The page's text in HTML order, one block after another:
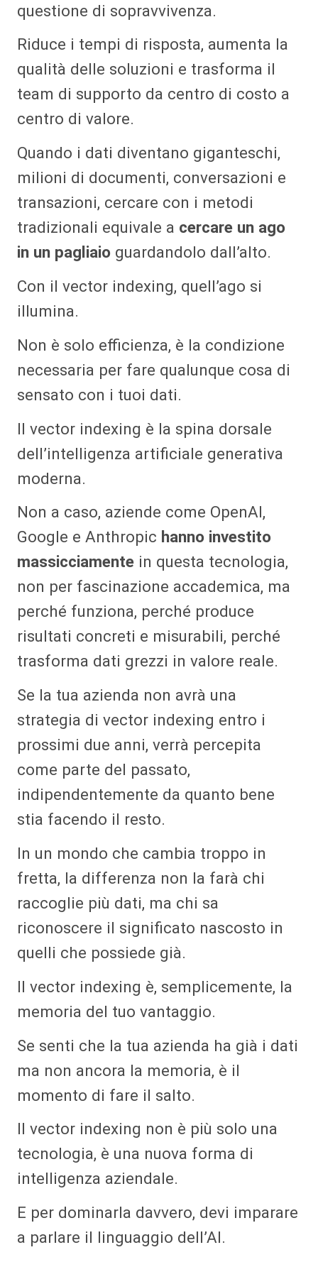
questione di sopravvivenza.
Riduce i tempi di risposta, aumenta la
qualità delle soluzioni e trasforma il
team di supporto da centro di costo a
centro di valore.
Quando i dati diventano giganteschi,
milioni di documenti, conversazioni e
transazioni, cercare con i metodi
tradizionali equivale a cercare un ago
in un pagliaio guardandolo dall’alto.
Con il vector indexing, quell’ago si
illumina.
Non è solo efficienza, è la condizione
necessaria per fare qualunque cosa di
sensato con i tuoi dati.
Il vector indexing è la spina dorsale
dell’intelligenza artificiale generativa
moderna.
Non a caso, aziende come OpenAI,
Google e Anthropic hanno investito
massicciamente in questa tecnologia,
non per fascinazione accademica, ma
perché funziona, perché produce
risultati concreti e misurabili, perché
trasforma dati grezzi in valore reale.
Se la tua azienda non avrà una
strategia di vector indexing entro i
prossimi due anni, verrà percepita
come parte del passato,
indipendentemente da quanto bene
stia facendo il resto.
In un mondo che cambia troppo in
fretta, la differenza non la farà chi
raccoglie più dati, ma chi sa
riconoscere il significato nascosto in
quelli che possiede già.
Il vector indexing è, semplicemente, la
memoria del tuo vantaggio.
Se senti che la tua azienda ha già i dati
ma non ancora la memoria, è il
momento di fare il salto.
Il vector indexing non è più solo una
tecnologia, è una nuova forma di
intelligenza aziendale.
E per dominarla davvero, devi imparare
a parlare il linguaggio dell’AI.